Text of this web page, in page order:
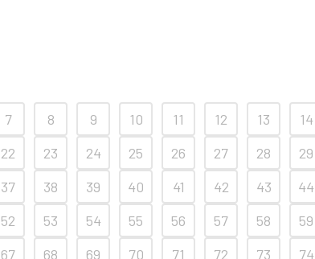
7 8 9 10 11 12 13
14
22 23 24 25 26 27 28
29
37 38 39 40 41 42 43
44
52 53 54 55 56 57 58
59
67 68 69 70 71 72 73 74